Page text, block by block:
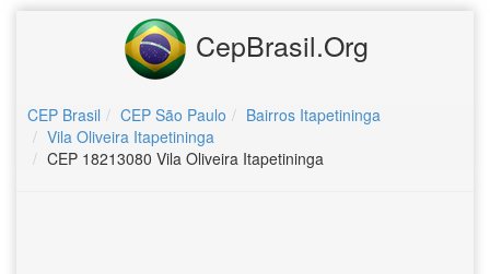
CepBrasil.Org
CEP Brasil CEP São Paulo
Bairros Itapetininga
Vila Oliveira Itapetininga
CEP 18213080 Vila Oliveira Itapetininga